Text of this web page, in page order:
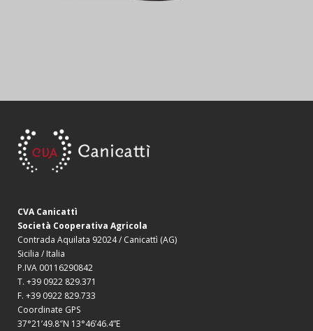
CVA Canicattì
Società Cooperativa Agricola
Contrada Aquilata 92024 / Canicattì (AG)
Sicilia / Italia
P.IVA 00116290842
T. +39 0922 829.371
F. +39 0922 829.733
Coordinate GPS
37°21’49.8″N 13°46’46.4”E